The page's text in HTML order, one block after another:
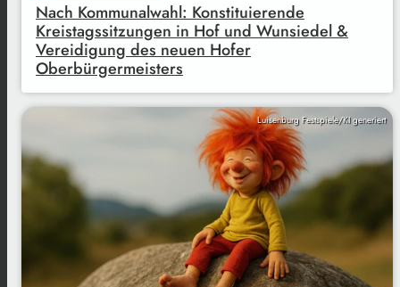
Nach Kommunalwahl: Konstituierende
Kreistagssitzungen in Hof und Wunsiedel &
Vereidigung des neuen Hofer
Oberbürgermeisters
Luisenburg Festspiele/KI generiert